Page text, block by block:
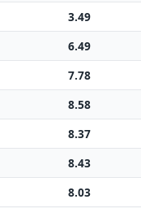
3.49
6.49
7.78
8.58
8.37
8.43
8.03